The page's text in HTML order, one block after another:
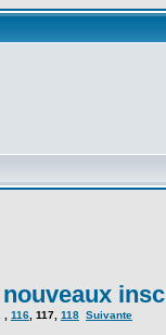
116 117 118 Suivante